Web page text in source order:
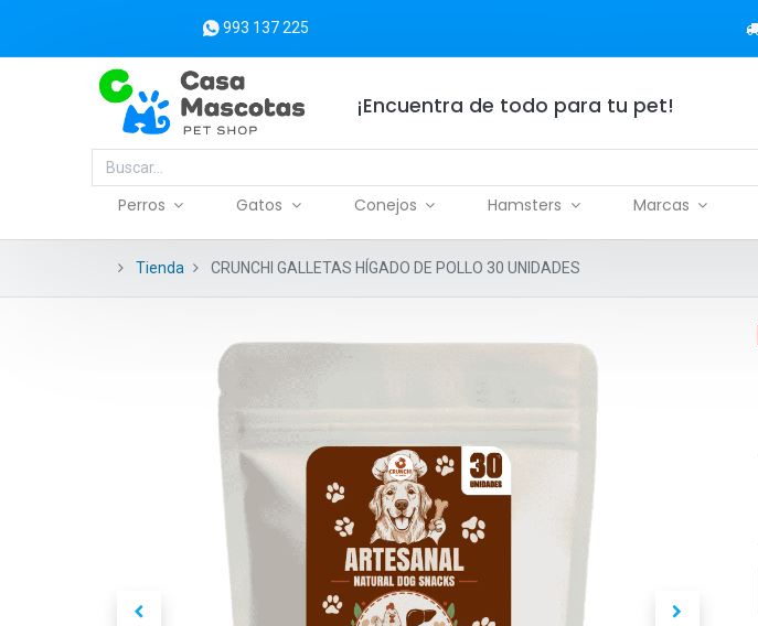
993 137 225
¡Encuentra de todo para tu pet!
Perros Gatos Conejos Hamsters Marcas
Tienda CRUNCHI GALLETAS HÍGADO DE POLLO 30 UNIDADES